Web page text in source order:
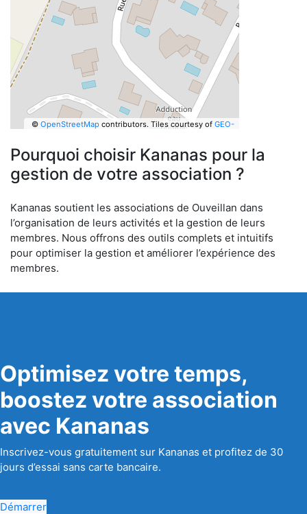
© OpenStreetMapcontributors. Tiles courtesy of GEO-
Pourquoi choisir Kananas pour la
gestion de votre association ?
Kananas soutient les associations de Ouveillan dans
l’organisation de leurs activités et la gestion de leurs
membres. Nous offrons des outils complets et intuitifs
pour optimiser la gestion et améliorer l’expérience des
membres.
Optimisez votre temps,
boostez votre association
avec Kananas
Inscrivez-vous gratuitement sur Kananas et profitez de 30
jours d’essai sans carte bancaire.
Démarrer